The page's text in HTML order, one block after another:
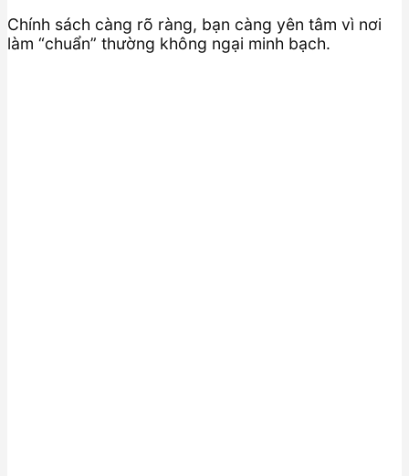
Chính sách càng rõ ràng, bạn càng yên tâm vì nơi
làm “chuẩn” thường không ngại minh bạch.